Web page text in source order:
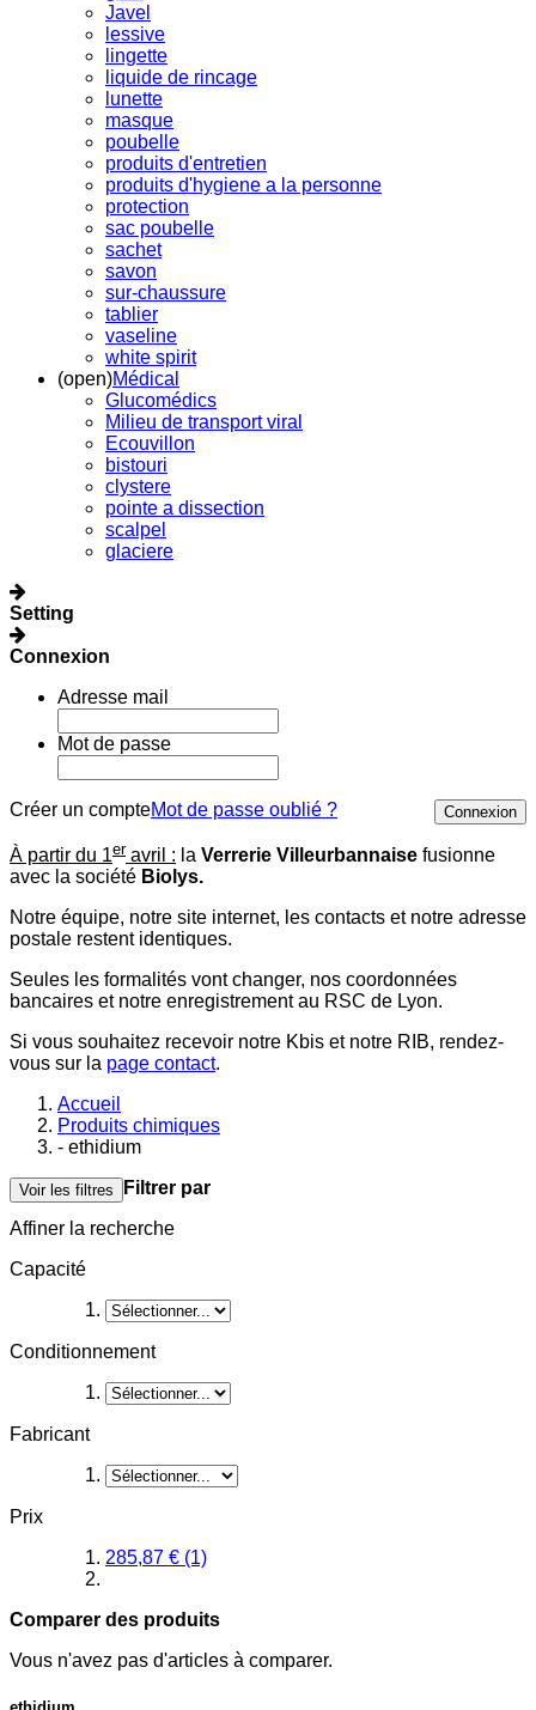
Javel
lessive
lingette
liquide de rincage
lunette
masque
poubelle
produits d'entretien
produits d'hygiene a la personne
protection
sac poubelle
sachet
savon
sur-chaussure
tablier
vaseline
white spirit
(open)Médical
Glucomédics
Milieu de transport viral
Ecouvillon
bistouri
clystere
pointe a dissection
scalpel
glaciere
Setting
Connexion
Adresse mail
Mot de passe
Créer un compte Connexion
Mot de passe oublié ?
À partir du 1er avril : la Verrerie Villeurbannaise fusionne
avec la société Biolys.
Notre équipe, notre site internet, les contacts et notre adresse
postale restent identiques.
Seules les formalités vont changer, nos coordonnées
bancaires et notre enregistrement au RSC de Lyon.
Si vous souhaitez recevoir notre Kbis et notre RIB, rendez-
vous sur la page contact.
Accueil
Produits chimiques
- ethidium
Voir les filtres
Filtrer par
Affiner la recherche
Capacité
Conditionnement
Fabricant
Prix
285,87 € (1)
Comparer des produits
Vous n'avez pas d'articles à comparer.